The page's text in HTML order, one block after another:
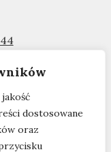
dostosowane
oraz